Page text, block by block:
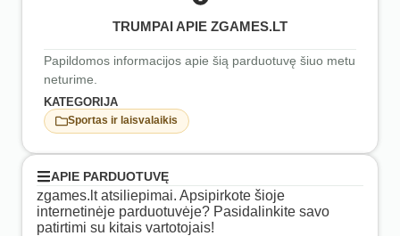
TRUMPAI APIE ZGAMES.LT
Papildomos informacijos apie šią parduotuvę šiuo metu
neturime.
KATEGORIJA
Sportas ir laisvalaikis
APIE PARDUOTUVĘ
zgames.lt atsiliepimai. Apsipirkote šioje
internetinėje parduotuvėje? Pasidalinkite savo
patirtimi su kitais vartotojais!